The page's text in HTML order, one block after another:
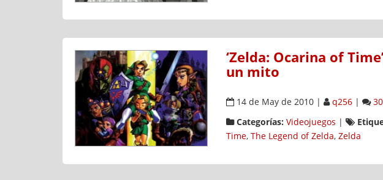
‘Zelda: Ocarina of
un mito
14 de May de 2010| q256|
Categorías: Videojuegos |
Time, The Legend of Zelda, Zelda